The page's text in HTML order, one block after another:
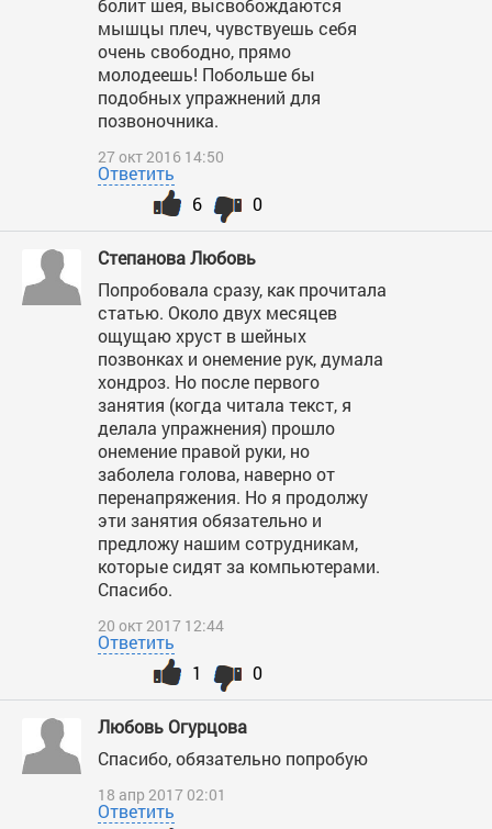
болит шея, высвобождаются
мышцы плеч, чувствуешь себя
очень свободно, прямо
молодеешь! Побольше бы
подобных упражнений для
позвоночника.
27 окт 2016 14:50
Ответить
0
6
Степанова Любовь
Попробовала сразу, как прочитала
статью. Около двух месяцев
ощущаю хруст в шейных
позвонках и онемение рук, думала
хондроз. Но после первого
занятия (когда читала текст, я
делала упражнения) прошло
онемение правой руки, но
заболела голова, наверно от
перенапряжения. Но я продолжу
эти занятия обязательно и
предложу нашим сотрудникам,
которые сидят за компьютерами.
Спасибо.
20 окт 2017 12:44
Ответить
0
1
Любовь Огурцова
Спасибо, обязательно попробую
18 апр 2017 02:01
Ответить